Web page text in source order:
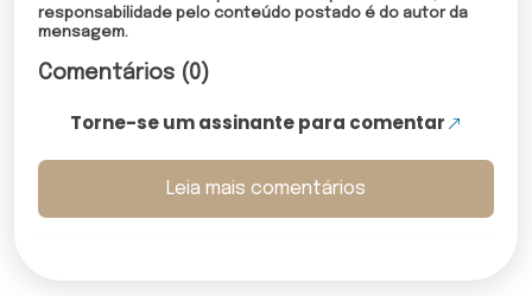
responsabilidade pelo conteúdo postado é do autor da
mensagem.
Comentários (0)
Torne-se um assinante para comentar
Leia mais comentários